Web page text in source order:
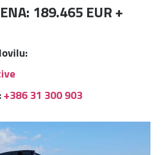
189.465 EUR +
+386 31 300 903